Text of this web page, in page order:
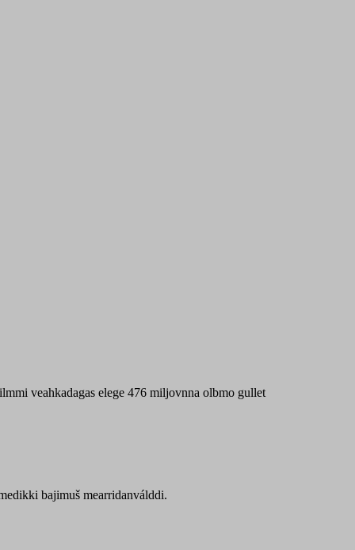
veahkadagas elege 476 miljovnna olbmo gullet
bajimuš mearridanválddi.